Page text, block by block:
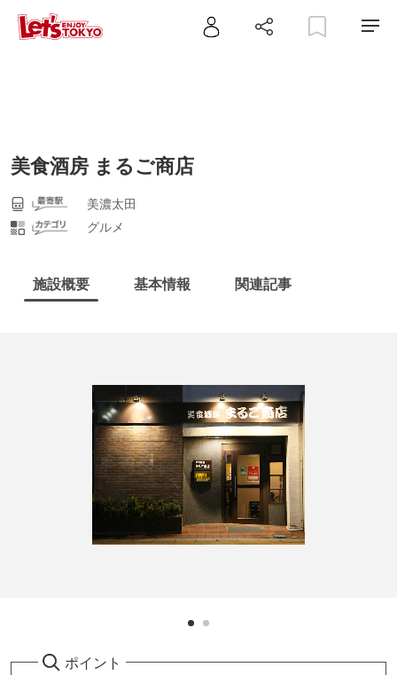
美食酒房 まるご商店
美濃太田
グルメ
施設概要 基本情報 関連記事
ポイント